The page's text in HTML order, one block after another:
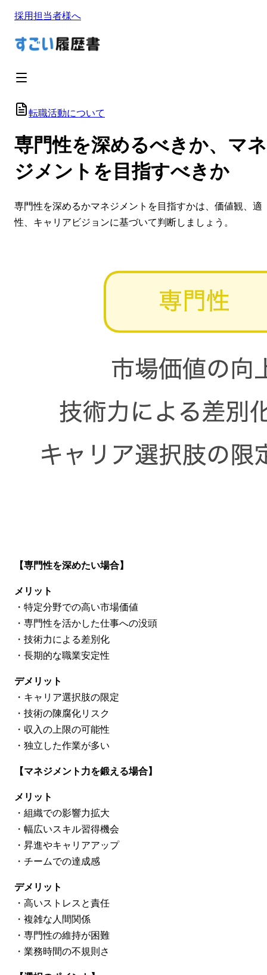
採用担当者様へ
転職活動について
専門性を深めるべきか、マネ
ジメントを目指すべきか
専門性を深めるかマネジメントを目指すかは、価値観、適
性、キャリアビジョンに基づいて判断しましょう。
【専門性を深めたい場合】
メリット
・特定分野での高い市場価値
・専門性を活かした仕事への没頭
・技術力による差別化
・長期的な職業安定性
デメリット
・キャリア選択肢の限定
・技術の陳腐化リスク
・収入の上限の可能性
・独立した作業が多い
【マネジメント力を鍛える場合】
メリット
・組織での影響力拡大
・幅広いスキル習得機会
・昇進やキャリアアップ
・チームでの達成感
デメリット
・高いストレスと責任
・複雑な人間関係
・専門性の維持が困難
・業務時間の不規則さ